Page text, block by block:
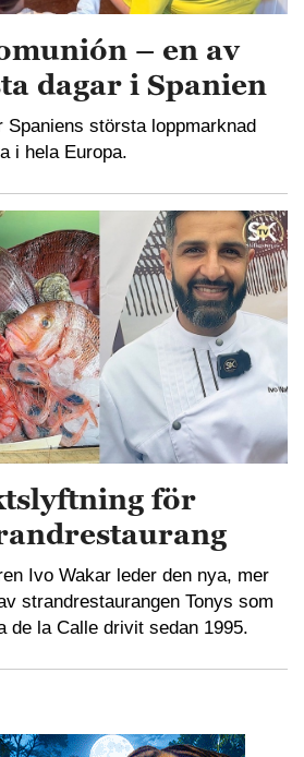
– en av
dagar i Spanien
Spaniens största loppmarknad
i hela Europa.
för
Ivo Wakar leder den nya, mer
strandrestaurangen Tonys som
de la Calle drivit sedan 1995.